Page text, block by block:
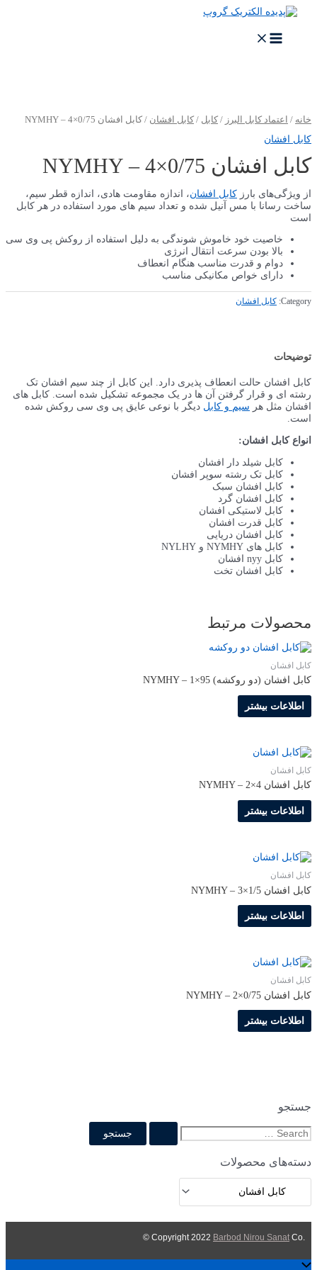
پرش
MAIN
جستجو
ج
ت
و
ا
دسته‌های محصولات
خانه / اعتماد کابل البرز / کابل / کابل افشان / کابل افشان NYMHY – 4×0/75
کابل افشان
کابل افشان NYMHY – 4×0/75
از ویژگی‌های بارز کابل افشان، اندازه مقاومت هادی، اندازه قطر سیم،
ساخت رسانا با مس آنیل شده و تعداد سیم های مورد استفاده در هر کابل
است
خاصیت خود خاموش شوندگی به دلیل استفاده از روکش پی وی سی
بالا بودن سرعت انتقال انرژی
دوام و قدرت مناسب هنگام انعطاف
دارای خواص مکانیکی مناسب
Category: کابل افشان
توضیحات
کابل افشان حالت انعطاف پذیری دارد. این کابل از چند سیم افشان تک
رشته ای و قرار گرفتن آن ها در یک مجموعه تشکیل شده است. کابل های
افشان مثل هر سیم و کابل دیگر با نوعی عایق پی وی سی روکش شده
است.
انواع کابل افشان:
کابل شیلد دار افشان
کابل تک رشته سوپر افشان
کابل افشان سبک
کابل افشان گرد
کابل لاستیکی افشان
کابل قدرت افشان
کابل افشان دریایی
کابل های NYMHY و NYLHY
کابل nyy افشان
کابل افشان تخت
محصولات مرتبط
کابل افشان
کابل افشان (دو روکشه) NYMHY – 1×95
اطلاعات بیشتر
کابل افشان
کابل افشان NYMHY – 2×4
اطلاعات بیشتر
کابل افشان
کابل افشان NYMHY – 3×1/5
اطلاعات بیشتر
کابل افشان
کابل افشان NYMHY – 2×0/75
اطلاعات بیشتر
.Copyright 2022
Barbod Nirou Sanat Co ©
اسکرول